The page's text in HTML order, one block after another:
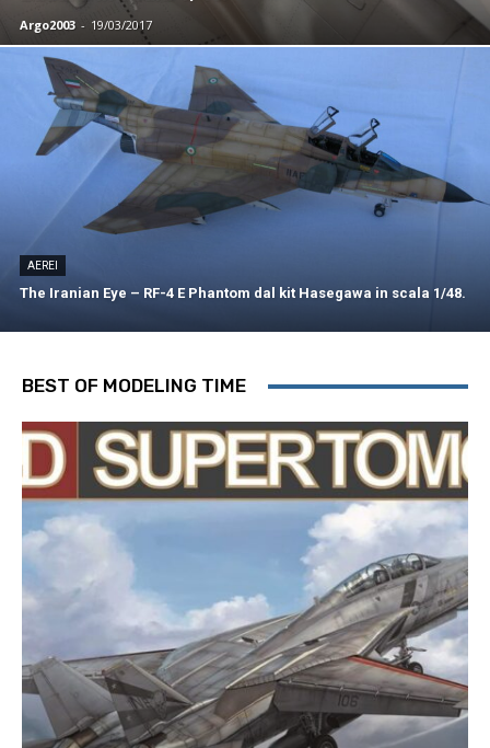
Argo2003 - 19/03/2017
AEREI
The Iranian Eye – RF-4 E Phantom dal kit Hasegawa in scala 1/48.
BEST OF MODELING TIME